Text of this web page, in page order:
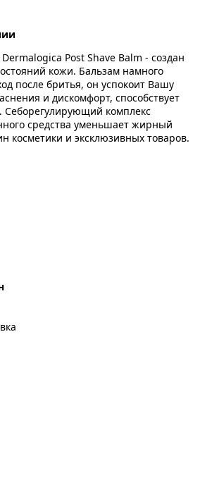
Post Shave Balm - создан
кожи. Бальзам намного
после бритья, он успокоит Вашу
и дискомфорт, способствует
Себорегулирующий комплекс
средства уменьшает жирный
косметики и эксклюзивных товаров.